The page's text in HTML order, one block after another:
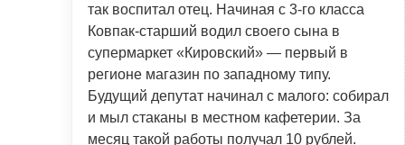
так воспитал отец. Начиная с 3-го класса
Ковпак-старший водил своего сына в
супермаркет «Кировский» — первый в
регионе магазин по западному типу.
Будущий депутат начинал с малого: собирал
и мыл стаканы в местном кафетерии. За
месяц такой работы получал 10 рублей.